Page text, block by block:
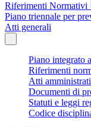
Riferimenti Normativi
Piano triennale per
Atti generali
Piano integrato
Riferimenti
Atti
Documenti di
Statuti e leggi
Codice